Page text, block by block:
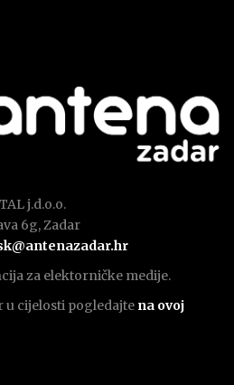
j.d.o.o.
6g, Zadar
za elektorničke medije.
u cijelosti pogledajte na ovoj